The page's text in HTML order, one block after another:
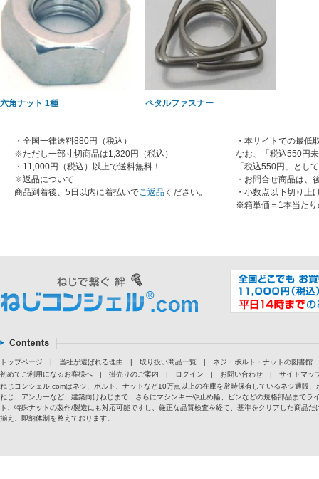
六角ナット 1種 ペタルファスナー
・全国一律送料880円（税込）
※ただし一部寸切商品は1,320円（税込）
・11,000円（税込）以上で送料無料！
※返品について
商品到着後、5日以内に着払いでご返品 ください。
・本サイトでの最低
なお、「税込550円
「税込550円」とし
・お問合せ商品は、
・小数点以下切り上
※箱単価＝1本当たり
トップページ | 当社が選ばれる理由 | 取り扱い商品一覧 |
ネジ・ボルト・ナットの図書館
初めてご利用になるお客様へ
| 掛売りのご案内 | ログイン | お問い合わせ |
サイトマッ
ねじコンシェル.comはネジ、ボルト、ナットなど10万点以上の在庫を常時保有しているネジ通販
ねじ、アンカーなど、建築向けねじまで、さらにマシンキーや止め輪、ピンなどの規格部品まで
ト、特殊ナットの製作/製造にも対応可能ですし、厳正な品質検査を経て、基準をクリアした商品
揃え、即納体制を整えております。